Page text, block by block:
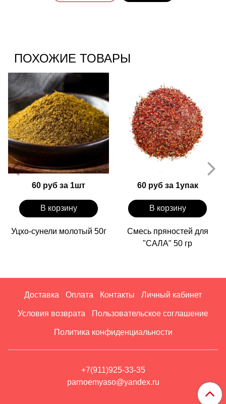
ПОХОЖИЕ ТОВАРЫ
60 руб за 1шт
В корзину
Уцхо-сунели молотый 50г
60 руб за 1упак
В корзину
Смесь пряностей для
"САЛА" 50 гр
Доставка Оплата Контакты Личный кабинет
Условия возврата Пользовательское соглашение
Политика конфиденциальности
+7(911)925-33-35
parnoemyaso@yandex.ru